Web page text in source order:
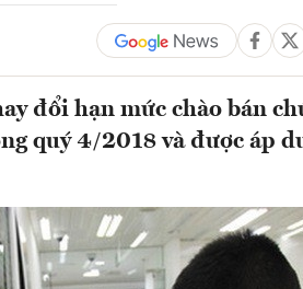
đổi hạn mức chào bán
quý 4/2018 và được áp